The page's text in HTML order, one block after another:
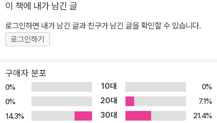
썬을 어느 정도 알고 있지만 백엔드는 아직 낯선 사람, Flask나 Djan
go보다 좀 더 가볍고 현대적인 방식으로 API 개발을 해 보고 싶은 사
람에게 잘 맞는 책입니다. 입문 단계에서 FastAPI를 처음 접하는 분
시작할 때 그냥 SQL을 쓰면 되지 굳이 ORM을 배워야 하는가에 대
한 의문이 들었습니다. 그런데 이 책은 '테이블의 한 행이 파이썬 객체
하나'라고 풀어서 설명해 줘서 억지로 외우지 않고도 쉽게 이해할 수
있었습니다. 로그인과 회원가입을 직접 구현해 보며 매일 쓰는 기능
인데 백엔드에서는 이렇게 구현되는구나 싶어서 신기했고, 해싱이라
이 책에 내가 남긴 글
로그인하면 내가 남긴 글과 친구가 남긴 글을 확인할 수 있습니다.
로그인하기
구매자 분포
0% 10대
0%
0%
20대
7.1%
14.3%
30대
21.4%